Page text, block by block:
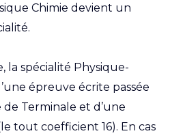
Chimie devient un
la spécialité Physique-
épreuve écrite passée
de Terminale et d’une
tout coefficient 16). En cas